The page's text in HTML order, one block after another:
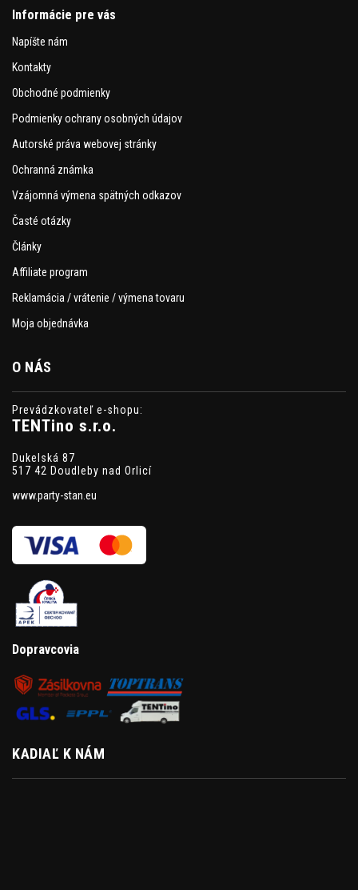
Informácie pre vás
Napíšte nám
Kontakty
Obchodné podmienky
Podmienky ochrany osobných údajov
Autorské práva webovej stránky
Ochranná známka
Vzájomná výmena spätných odkazov
Časté otázky
Články
Affiliate program
Reklamácia / vrátenie / výmena tovaru
Moja objednávka
O NÁS
Prevádzkovateľ e-shopu:
TENTino s.r.o.
Dukelská 87
517 42 Doudleby nad Orlicí
www.party-stan.eu
Dopravcovia
KADIAĽ K NÁM